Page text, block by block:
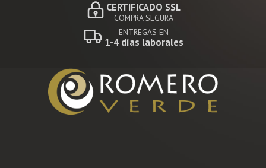
CERTIFICADO SSL
COMPRA SEGURA
ENTREGAS EN
1-4 días laborales